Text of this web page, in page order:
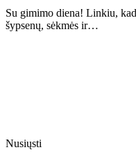
Su gimimo diena! Linkiu,
šypsenų, sėkmės ir…
Nusiųsti